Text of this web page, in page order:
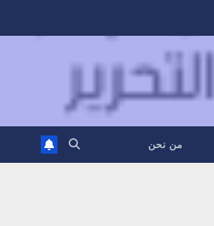
من نحن